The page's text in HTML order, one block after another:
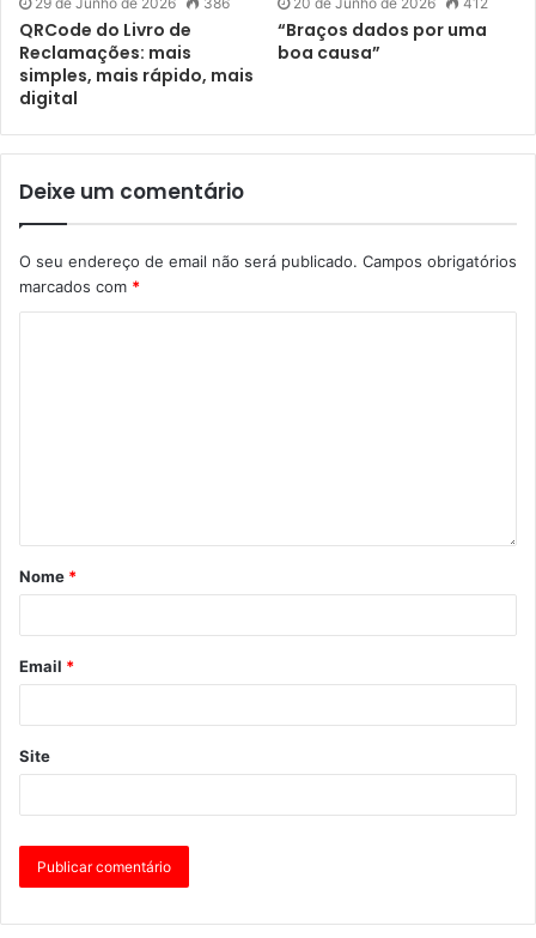
QRCode do Livro de
Reclamações: mais
simples, mais rápido, mais
digital
“Braços dados por uma
boa causa”
Deixe um comentário
O seu endereço de email não será publicado. Campos obrigatórios
marcados com *
Nome *
Email *
Site